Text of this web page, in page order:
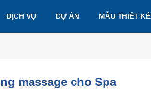
DỊCH VỤ DỰ ÁN MẪU THIẾT KẾ
massage cho Spa